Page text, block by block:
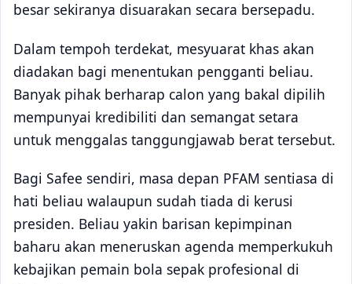
besar sekiranya disuarakan secara bersepadu.
Dalam tempoh terdekat, mesyuarat khas akan
diadakan bagi menentukan pengganti beliau.
Banyak pihak berharap calon yang bakal dipilih
mempunyai kredibiliti dan semangat setara
untuk menggalas tanggungjawab berat tersebut.
Bagi Safee sendiri, masa depan PFAM sentiasa di
hati beliau walaupun sudah tiada di kerusi
presiden. Beliau yakin barisan kepimpinan
baharu akan meneruskan agenda memperkukuh
kebajikan pemain bola sepak profesional di